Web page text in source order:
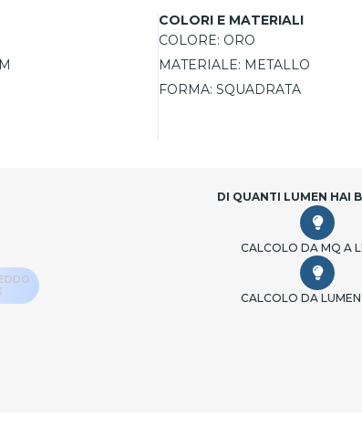
di alta gamma.
COLORI E MATERIALI
COLORE: ORO
MATERIALE: METALLO
FORMA: SQUADRATA
DI QUANTI LUMEN HAI
CALCOLO DA MQ A
CALCOLO DA